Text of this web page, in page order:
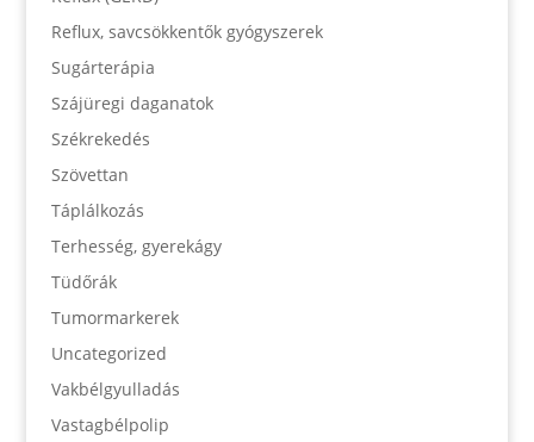
Reflux, savcsökkentők gyógyszerek
Sugárterápia
Szájüregi daganatok
Székrekedés
Szövettan
Táplálkozás
Terhesség, gyerekágy
Tüdőrák
Tumormarkerek
Uncategorized
Vakbélgyulladás
Vastagbélpolip